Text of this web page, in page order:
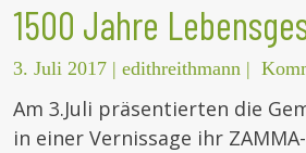
1500 Jahre
3. Juli 2017 | edithreithmann |
Am 3.Juli präsentierten die
in einer Vernissage ihr